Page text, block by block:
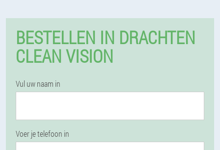
BESTELLEN IN DRACHTEN
CLEAN VISION
Vul uw naam in
Voer je telefoon in